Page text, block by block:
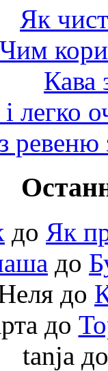
Як
Чим
Кава
легко
ревеню
до Як
до
до
до
tanja